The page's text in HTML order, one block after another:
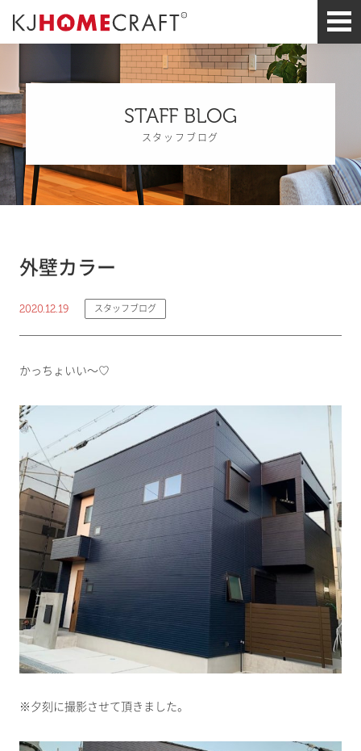
STAFF BLOG
スタッフブログ
外壁カラー
2020.12.19 スタッフブログ
かっちょいい～♡
※夕刻に撮影させて頂きました。